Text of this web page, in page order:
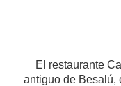
El restaurante
antiguo de Besalú,